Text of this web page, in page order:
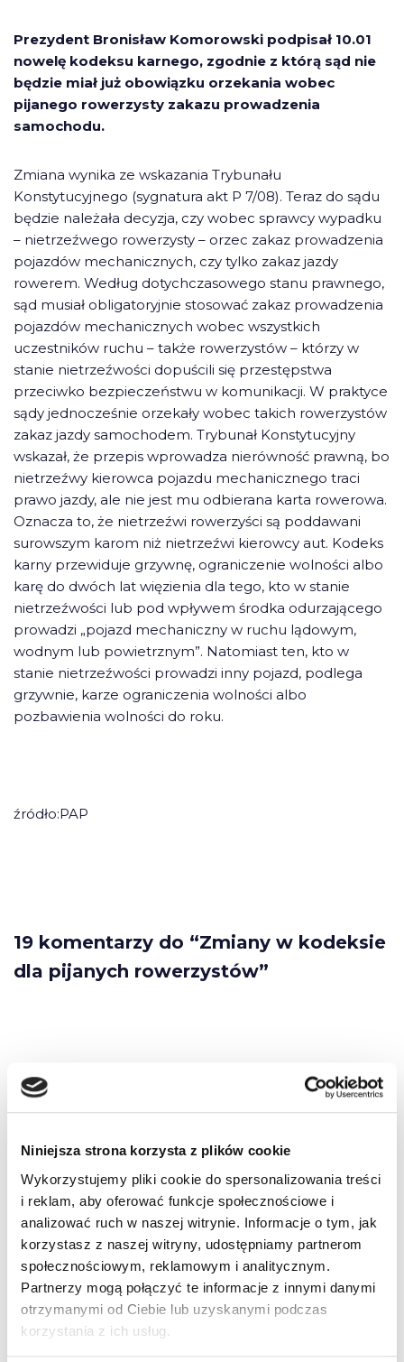
Niniejsza strona korzysta z plików cookie
Wykorzystujemy pliki cookie do spersonalizowania treści
i reklam, aby oferować funkcje społecznościowe i
analizować ruch w naszej witrynie. Informacje o tym, jak
korzystasz z naszej witryny, udostępniamy partnerom
społecznościowym, reklamowym i analitycznym.
Partnerzy mogą połączyć te informacje z innymi danymi
otrzymanymi od Ciebie lub uzyskanymi podczas
korzystania z ich usług.
Prezydent Bronisław Komorowski podpisał 10.01
nowelę kodeksu karnego, zgodnie z którą sąd nie
będzie miał już obowiązku orzekania wobec
pijanego rowerzysty zakazu prowadzenia
samochodu.
Zmiana wynika ze wskazania Trybunału
Konstytucyjnego (sygnatura akt P 7/08). Teraz do sądu
będzie należała decyzja, czy wobec sprawcy wypadku
– nietrzeźwego rowerzysty – orzec zakaz prowadzenia
pojazdów mechanicznych, czy tylko zakaz jazdy
rowerem. Według dotychczasowego stanu prawnego,
sąd musiał obligatoryjnie stosować zakaz prowadzenia
pojazdów mechanicznych wobec wszystkich
uczestników ruchu – także rowerzystów – którzy w
stanie nietrzeźwości dopuścili się przestępstwa
przeciwko bezpieczeństwu w komunikacji. W praktyce
sądy jednocześnie orzekały wobec takich rowerzystów
zakaz jazdy samochodem. Trybunał Konstytucyjny
wskazał, że przepis wprowadza nierówność prawną, bo
nietrzeźwy kierowca pojazdu mechanicznego traci
prawo jazdy, ale nie jest mu odbierana karta rowerowa.
Oznacza to, że nietrzeźwi rowerzyści są poddawani
surowszym karom niż nietrzeźwi kierowcy aut. Kodeks
karny przewiduje grzywnę, ograniczenie wolności albo
karę do dwóch lat więzienia dla tego, kto w stanie
nietrzeźwości lub pod wpływem środka odurzającego
prowadzi „pojazd mechaniczny w ruchu lądowym,
wodnym lub powietrznym”. Natomiast ten, kto w
stanie nietrzeźwości prowadzi inny pojazd, podlega
grzywnie, karze ograniczenia wolności albo
pozbawienia wolności do roku.
źródło:PAP
19 komentarzy do “Zmiany w kodeksie
dla pijanych rowerzystów”
Pingback:birds singing
Pingback: 다시보기
Pingback:relax
Pingback:gangster music 2023